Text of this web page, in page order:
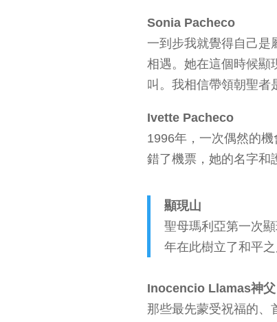
Sonia Pacheco
一到步我就覺得自己是
相遇。她在這個時候顯
叫。我相信帶領朝聖者
Ivette Pacheco
1996年，一次偶然的
錯了機票，她的名字和
顯現山
聖母瑪利亞第一次
年在此樹立了和平之
Inocencio Llamas神父
那些最先蒙受祝福的、